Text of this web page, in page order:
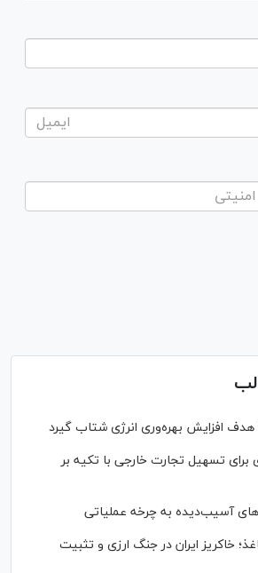
هدف افزایش بهره‌وری انرژی شتاب گیرد
برای تسهیل تجارت خارجی با تکیه بر
آسیب‌دیده به چرخه عملیاتی
خاکریز ایران در جنگ ارزی و تثبیت